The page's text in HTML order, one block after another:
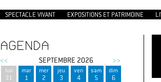
SPECTACLE VIVANT EXPOSITIONS ET PATRIMOINE
AGENDA
<< SEPTEMBRE 2026 >>
lun
31
mar
1
mer
2
jeu
3
ven
4
sam
5
dim
6